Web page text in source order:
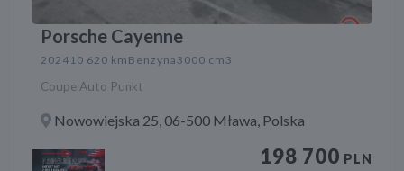
Porsche Cayenne
2024 10 620 km Benzyna3000 cm3
Coupe Auto Punkt
Nowowiejska 25, 06-500 Mława, Polska
198 700 PLN